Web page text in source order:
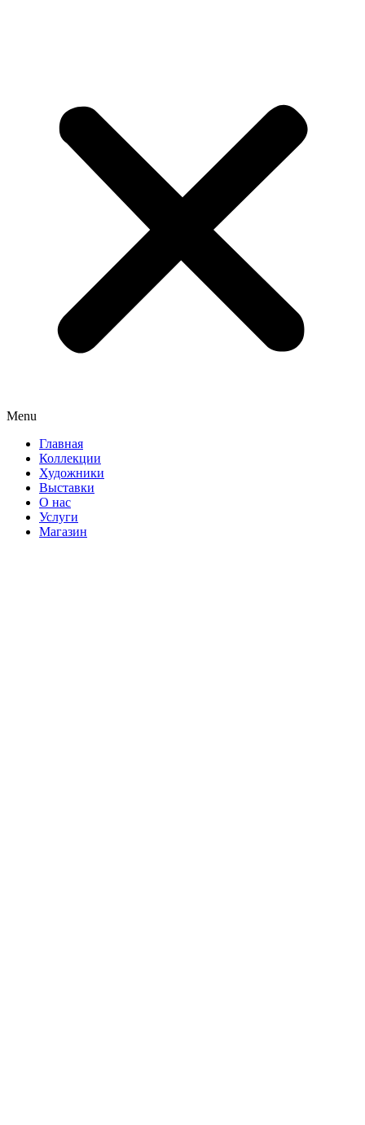
Menu
Главная
Коллекции
Художники
Выставки
О нас
Услуги
Магазин